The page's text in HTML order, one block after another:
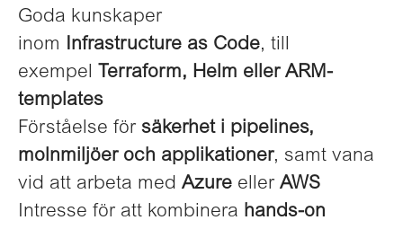
Goda kunskaper
inom Infrastructure as Code, till
exempel
Terraform, Helm eller ARM-
templates
Förståelse för säkerhet i pipelines,
molnmiljöer och applikationer, samt vana
vid att arbeta med Azure eller AWS
Intresse för att kombinera hands-on